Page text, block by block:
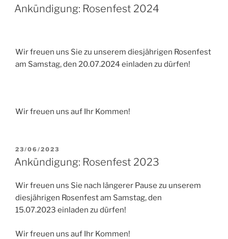
AM
Ankündigung: Rosenfest 2024
Wir freuen uns Sie zu unserem diesjährigen Rosenfest
am Samstag, den 20.07.2024 einladen zu dürfen!
Wir freuen uns auf Ihr Kommen!
VERÖFFENTLICHT
AM
23/06/2023
Ankündigung: Rosenfest 2023
Wir freuen uns Sie nach längerer Pause zu unserem
diesjährigen Rosenfest am Samstag, den
15.07.2023 einladen zu dürfen!
Wir freuen uns auf Ihr Kommen!